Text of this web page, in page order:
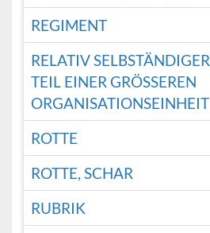
REGIMENT
RELATIV SELBSTÄNDIGER
TEIL EINER GRÖSSEREN O
RGANISATIONSEINHEIT
ROTTE
ROTTE, SCHAR
RUBRIK